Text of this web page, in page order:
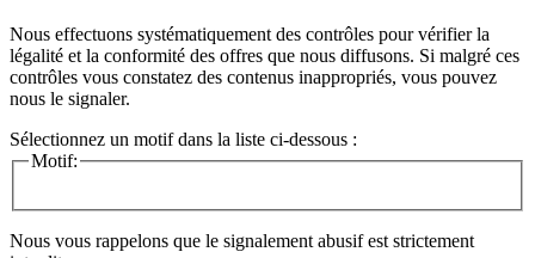
Nous effectuons systématiquement des contrôles pour vérifier la
légalité et la conformité des offres que nous diffusons. Si malgré ces
contrôles vous constatez des contenus inappropriés, vous pouvez
nous le signaler.
Sélectionnez un motif dans la liste ci-dessous :
Motif:
Nous vous rappelons que le signalement abusif est strictement